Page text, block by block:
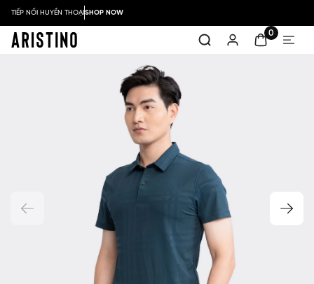
TIẾP NỐI HUYỀN THOẠISHOP NOW
0